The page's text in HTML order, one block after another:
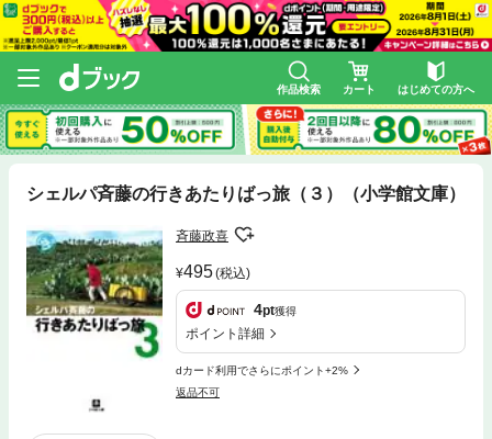
作品検索 カート はじめての方へ
シェルパ斉藤の行きあたりばっ旅（３）（小学館文庫）
斉藤政喜
495(税込)
4pt獲得
ポイント詳細
dカード利用でさらにポイント+2%
返品不可